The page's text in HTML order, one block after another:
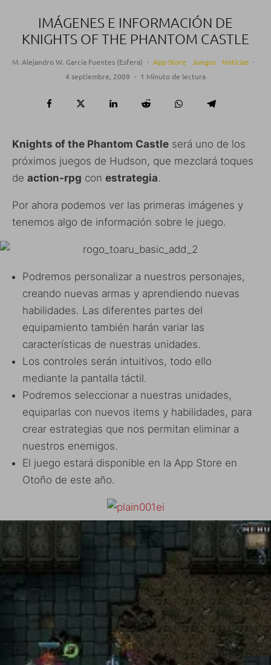
IMÁGENES E INFORMACIÓN DE
KNIGHTS OF THE PHANTOM CASTLE
M. Alejandro W. García Fuentes (Esfera) · App Store Juegos Noticias ·
4 septiembre, 2009 · 1 Minuto de lectura
Knights of the Phantom Castle será uno de los
próximos juegos de Hudson, que mezclará toques
de action-rpg con estrategia.
Por ahora podemos ver las primeras imágenes y
tenemos algo de información sobre le juego.
Podremos personalizar a nuestros personajes,
creando nuevas armas y aprendiendo nuevas
habilidades. Las diferentes partes del
equipamiento también harán variar las
características de nuestras unidades.
Los controles serán intuitivos, todo ello
mediante la pantalla táctil.
Podremos seleccionar a nuestras unidades,
equiparlas con nuevos items y habilidades, para
crear estrategias que nos permitan eliminar a
nuestros enemigos.
El juego estará disponible en la App Store en
Otoño de este año.